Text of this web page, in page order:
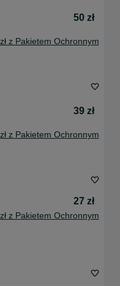
50 zł
z Pakietem Ochronnym
39 zł
z Pakietem Ochronnym
27 zł
z Pakietem Ochronnym